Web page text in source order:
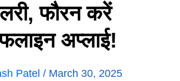
फौरन करें
अप्लाई!
Patel / March 30, 2025